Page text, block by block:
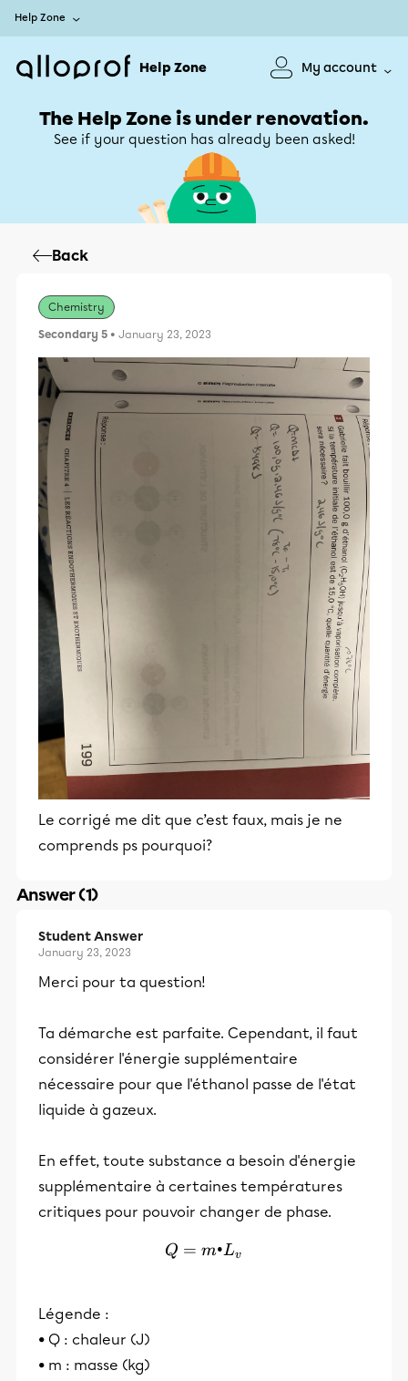
Help Zone
Help Zone My account
The Help Zone is under renovation.
See if your question has already been asked!
Back
Chemistry
Secondary 5 • January 23, 2023
Le corrigé me dit que c’est faux, mais je ne
comprends ps pourquoi?
Answer (1)
Student Answer
January 23, 2023
Merci pour ta question!
Ta démarche est parfaite. Cependant, il faut
considérer l'énergie supplémentaire
nécessaire pour que l'éthanol passe de l'état
liquide à gazeux.
En effet, toute substance a besoin d'énergie
supplémentaire à certaines températures
critiques pour pouvoir changer de phase.
Q = m•L_v
Q = m•Lv
Légende :
• Q : chaleur (J)
• m : masse (kg)